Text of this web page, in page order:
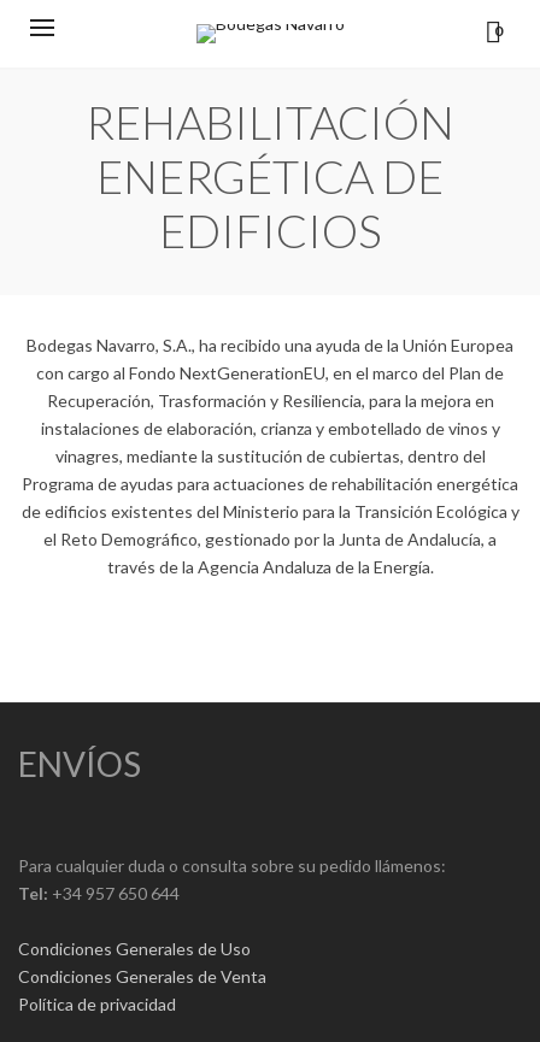
0
REHABILITACIÓN
ENERGÉTICA DE
EDIFICIOS
Bodegas Navarro, S.A., ha recibido una ayuda de la Unión Europea
con cargo al Fondo NextGenerationEU, en el marco del Plan de
Recuperación, Trasformación y Resiliencia, para la mejora en
instalaciones de elaboración, crianza y embotellado de vinos y
vinagres, mediante la sustitución de cubiertas, dentro del
Programa de ayudas para actuaciones de rehabilitación energética
de edificios existentes del Ministerio para la Transición Ecológica y
el Reto Demográfico, gestionado por la Junta de Andalucía, a
través de la Agencia Andaluza de la Energía.
ENVÍOS
Para cualquier duda o consulta sobre su pedido llámenos:
Tel: +34 957 650 644
Condiciones Generales de Uso
Condiciones Generales de Venta
Política de privacidad